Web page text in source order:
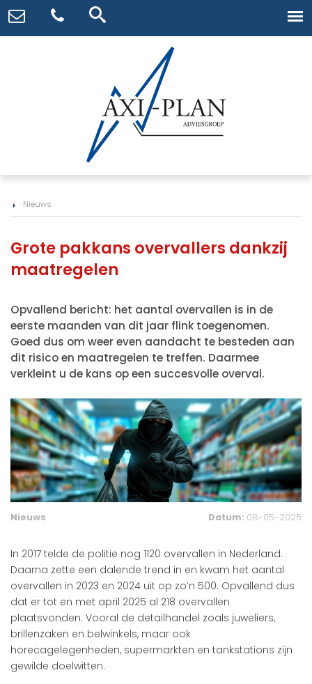
Nieuws
Grote pakkans overvallers dankzij
maatregelen
Opvallend bericht: het aantal overvallen is in de
eerste maanden van dit jaar flink toegenomen.
Goed dus om weer even aandacht te besteden aan
dit risico en maatregelen te treffen. Daarmee
verkleint u de kans op een succesvolle overval.
Nieuws Datum: 08-05-2025
In 2017 telde de politie nog 1120 overvallen in Nederland.
Daarna zette een dalende trend in en kwam het aantal
overvallen in 2023 en 2024 uit op zo’n 500. Opvallend dus
dat er tot en met april 2025 al 218 overvallen
plaatsvonden. Vooral de detailhandel zoals juweliers,
brillenzaken en belwinkels, maar ook
horecagelegenheden, supermarkten en tankstations zijn
gewilde doelwitten.